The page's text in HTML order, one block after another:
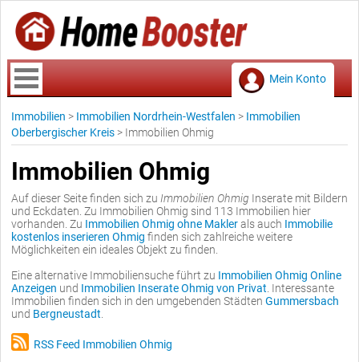
Mein Konto
Immobilien > Immobilien Nordrhein-Westfalen > Immobilien
Oberbergischer Kreis > Immobilien Ohmig
Immobilien Ohmig
Auf dieser Seite finden sich zu Immobilien Ohmig Inserate mit Bildern
und Eckdaten. Zu Immobilien Ohmig sind 113 Immobilien hier
vorhanden. Zu Immobilien Ohmig ohne Maklerals auch Immobilie
kostenlos inserieren Ohmig finden sich zahlreiche weitere
Möglichkeiten ein ideales Objekt zu finden.
Eine alternative Immobiliensuche führt zu Immobilien Ohmig Online
Anzeigen und Immobilien Inserate Ohmig von Privat . Interessante
Immobilien finden sich in den umgebenden Städten Gummersbach
und Bergneustadt
RSS Feed Immobilien Ohmig